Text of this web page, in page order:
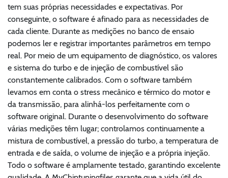
tem suas próprias necessidades e expectativas. Por
conseguinte, o software é afinado para as necessidades de
cada cliente. Durante as medições no banco de ensaio
podemos ler e registrar importantes parâmetros em tempo
real. Por meio de um equipamento de diagnóstico, os valores
e sistema do turbo e de injeção de combustível são
constantemente calibrados. Com o software também
levamos em conta o stress mecânico e térmico do motor e
da transmissão, para alinhá-los perfeitamente com o
software original. Durante o desenvolvimento do software
várias medições têm lugar; controlamos continuamente a
mistura de combustível, a pressão do turbo, a temperatura de
entrada e de saída, o volume de injeção e a própria injeção.
Todo o software é amplamente testado, garantindo excelente